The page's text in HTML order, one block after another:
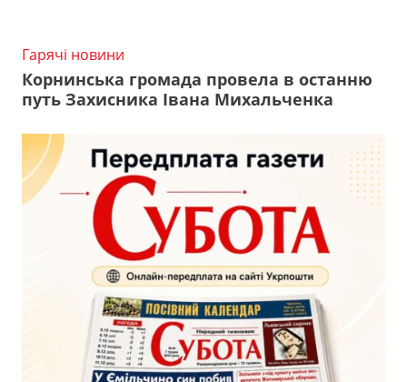
Гарячі новини
Корнинська громада провела в останню
путь Захисника Івана Михальченка